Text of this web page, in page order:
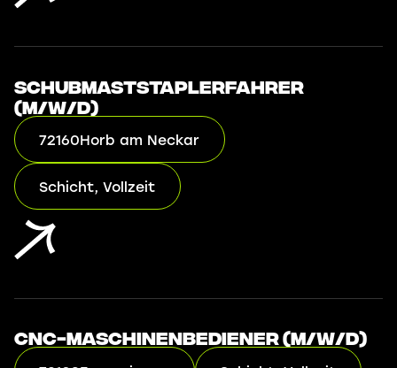
Schubmaststaplerfahrer
(m/w/d)
72160Horb am Neckar
Schicht, Vollzeit
CNC-Maschinenbediener (m/w/d)